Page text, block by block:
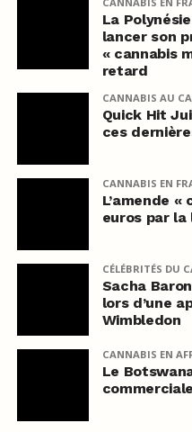
La
lancer son
« cannabis
retard
CANNABIS AU
Quick Hit
ces
CANNABIS EN
L’amende
euros par la
CÉLÉBRITÉS DU
Sacha
lors d’une
Wimbledon
CANNABIS EN
Le